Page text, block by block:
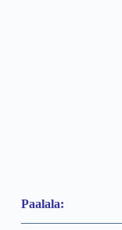
Paalala: